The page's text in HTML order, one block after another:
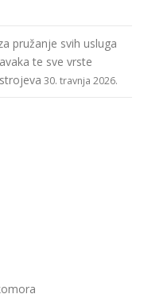
pružanje svih usluga
te sve vrste
30. travnja 2026.